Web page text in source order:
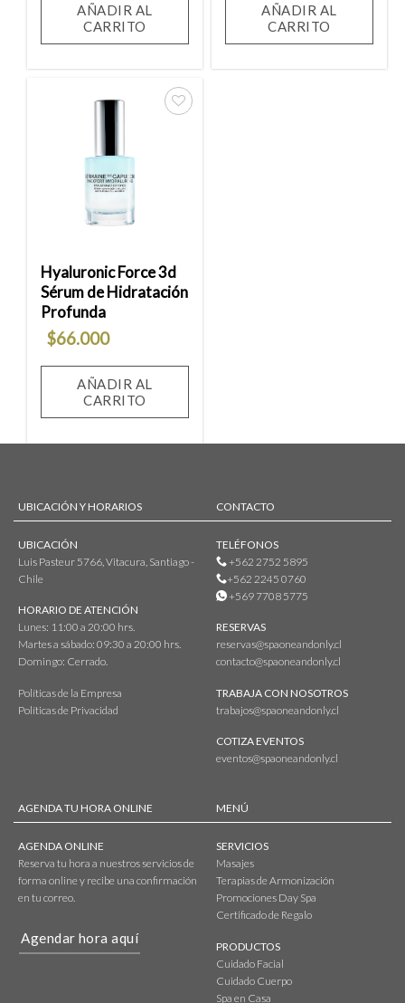
AÑADIR AL
CARRITO
AÑADIR AL
CARRITO
Hyaluronic Force 3d
Sérum de Hidratación
Profunda
$66.000
AÑADIR AL
CARRITO
UBICACIÓN Y HORARIOS
UBICACIÓN
Luis Pasteur 5766, Vitacura, Santiago -
Chile
HORARIO DE ATENCIÓN
Lunes: 11:00 a 20:00 hrs.
Martes a sábado: 09:30 a 20:00 hrs.
Domingo: Cerrado.
Políticas de la Empresa
Políticas de Privacidad
CONTACTO
TELÉFONOS
+562 2752 5895
+562 2245 0760
+569 7708 5775
RESERVAS
reservas@spaoneandonly.cl
contacto@spaoneandonly.cl
TRABAJA CON NOSOTROS
trabajos@spaoneandonly.cl
COTIZA EVENTOS
eventos@spaoneandonly.cl
AGENDA TU HORA ONLINE
AGENDA ONLINE
Reserva tu hora a nuestros servicios de
forma online y recibe una confirmación
en tu correo.
Agendar hora aquí
MENÚ
SERVICIOS
Masajes
Terapias de Armonización
Promociones Day Spa
Certificado de Regalo
PRODUCTOS
Cuidado Facial
Cuidado Cuerpo
Spa en Casa